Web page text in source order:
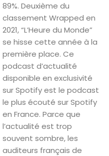
89%. Deuxième du
classement Wrapped en
2021, “L’Heure du Monde”
se hisse cette année à la
première place. Ce
podcast d’actualité
disponible en exclusivité
sur Spotify est le podcast
le plus écouté sur Spotify
en France. Parce que
l’actualité est trop
souvent sombre, les
auditeurs français de